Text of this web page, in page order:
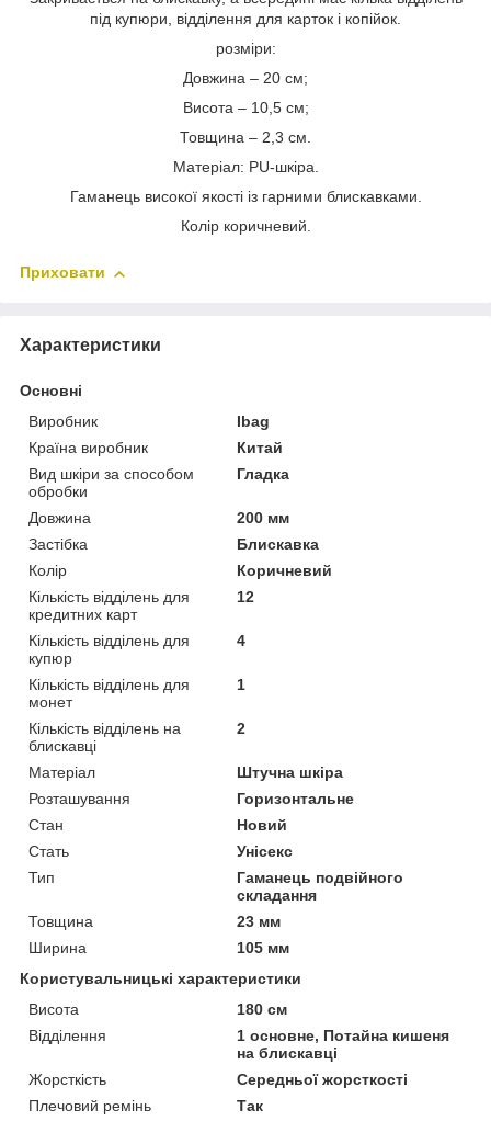
під купюри, відділення для карток і копійок.
розміри:
Довжина – 20 см;
Висота – 10,5 см;
Товщина – 2,3 см.
Матеріал: PU-шкіра.
Гаманець високої якості із гарними блискавками.
Колір коричневий.
Приховати
Характеристики
Основні
Виробник
Ibag
Країна виробник
Китай
Вид шкіри за способом
обробки
Гладка
Довжина
200 мм
Застібка
Блискавка
Колір
Коричневий
Кількість відділень для
кредитних карт
12
Кількість відділень для
купюр
4
Кількість відділень для
монет
1
Кількість відділень на
блискавці
2
Матеріал
Штучна шкіра
Розташування
Горизонтальне
Стан
Новий
Стать
Унісекс
Тип
Гаманець подвійного
складання
Товщина
23 мм
Ширина
105 мм
Користувальницькі характеристики
Висота
180 см
Відділення
1 основне, Потайна кишеня
на блискавці
Жорсткість
Середньої жорсткості
Плечовий ремінь
Так